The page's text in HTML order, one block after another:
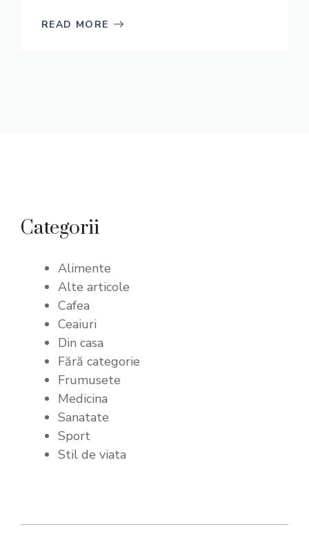
READ MORE
Categorii
Alimente
Alte articole
Cafea
Ceaiuri
Din casa
Fără categorie
Frumusete
Medicina
Sanatate
Sport
Stil de viata